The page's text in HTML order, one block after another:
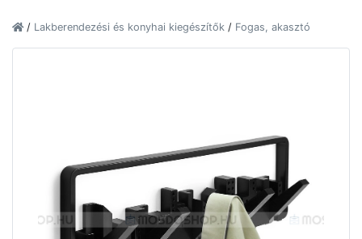
/ Lakberendezési és konyhai kiegészítők / Fogas, akasztó